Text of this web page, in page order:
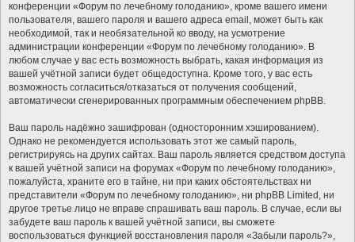
конференции «Форум по лечебному голоданию», кроме вашего имени
пользователя, вашего пароля и вашего адреса email, может быть как
необходимой, так и необязательной ко вводу, на усмотрение
администрации конференции «Форум по лечебному голоданию». В
любом случае у вас есть возможность выбрать, какая информация из
вашей учётной записи будет общедоступна. Кроме того, у вас есть
возможность согласиться/отказаться от получения сообщений,
автоматически сгенерированных программным обеспечением phpBB.
Ваш пароль надёжно зашифрован (односторонним хэшированием).
Однако не рекомендуется использовать этот же самый пароль,
регистрируясь на других сайтах. Ваш пароль является средством доступа
к вашей учётной записи на форумах «Форум по лечебному голоданию»,
пожалуйста, храните его в тайне, ни при каких обстоятельствах ни
представители «Форум по лечебному голоданию», ни phpBB Limited, ни
другое третье лицо не вправе спрашивать ваш пароль. В случае, если вы
забудете ваш пароль к вашей учётной записи, вы сможете
воспользоваться функцией восстановления пароля «Забыли пароль?»,